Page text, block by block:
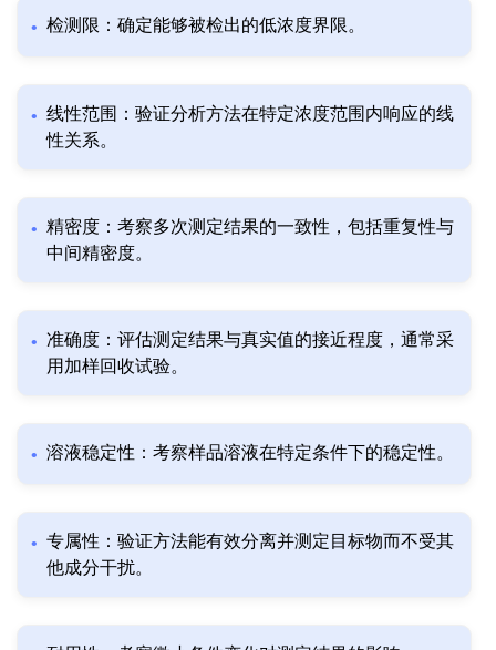
检测限：确定能够被检出的低浓度界限。
线性范围：验证分析方法在特定浓度范围内响应的线
性关系。
精密度：考察多次测定结果的一致性，包括重复性与
中间精密度。
准确度：评估测定结果与真实值的接近程度，通常采
用加样回收试验。
溶液稳定性：考察样品溶液在特定条件下的稳定性。
专属性：验证方法能有效分离并测定目标物而不受其
他成分干扰。